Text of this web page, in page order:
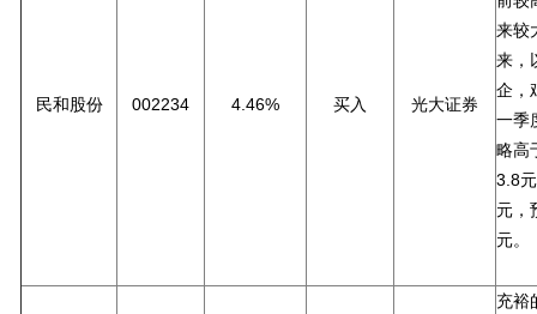
民和股份 002234 4.46% 买入 光大证券
来较
来，
企，
一季
略高
3.8
元，
元。
充裕